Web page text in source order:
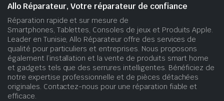
Allo Réparateur, Votre réparateur de confiance
Réparation rapide et sur mesure de
Smartphones, Tablettes, Consoles de jeux et Produits Apple.
Leader en Tunisie, Allo Réparateur offre des services de
qualité pour particuliers et entreprises. Nous proposons
également l’installation et la vente de produits smart home
et gadgets tels que des serrures intelligentes. Bénéficiez de
notre expertise professionnelle et de pièces détachées
originales. Contactez-nous pour une réparation fiable et
efficace.